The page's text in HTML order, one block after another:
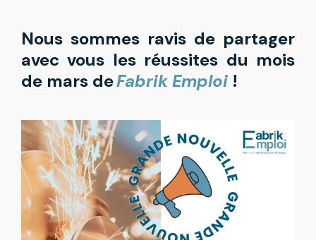
Nous sommes ravis de partager
avec vous les réussites du mois
de mars deFabrik Emploi !